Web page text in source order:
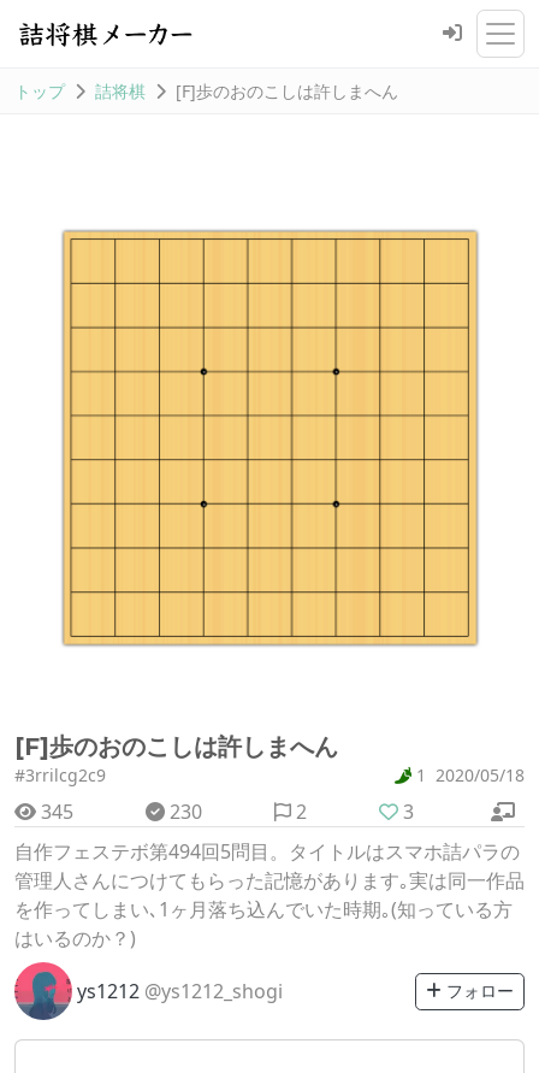
トップ 詰将棋 [F]歩のおのこしは許しまへん
[F]歩のおのこしは許しまへん
#3rrilcg2c9 1 2020/05/18
345 230 2
3
自作フェステボ第494回5問目。タイトルはスマホ詰パラの
管理人さんにつけてもらった記憶があります｡実は同一作品
を作ってしまい､1ヶ月落ち込んでいた時期｡(知っている方
はいるのか？)
ys1212 @ys1212_shogi フォロー